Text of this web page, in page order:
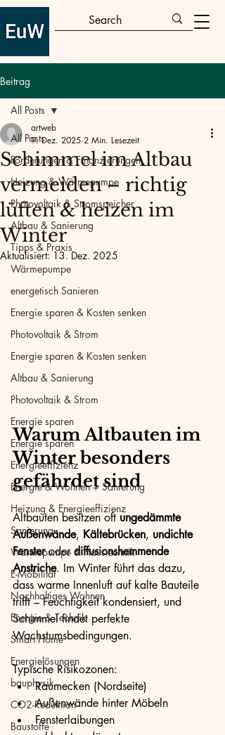
Beitrag
All Posts
Förderungen & Finanzierungen
Heizung & Wärmepumpe
Photovoltaik & Stromspeicher
Altbau & Sanierung
Tipps & Praxis
Wärmepumpe
energetisch Sanieren
Energie sparen & Kosten senken
Photovoltaik & Strom
Energie sparen & Kosten senken
Altbau & Sanierung
Photovoltaik & Strom
Energie sparen
Energie sparen
Energieeffizienz
Energie & Wohnen + Sanierung
Heizung & Energieeffizienz
Sanierung
Wärmepumpe & Haustechnik
E-Mobilität
Nachhaltiges Wohnen
Energie & Technik
Smart Home
Energielösungen
bauphysik
CO2-Reduktion
Baustoffe
All Posts
Schimmel im Altbau
vermeiden – richtig
lüften & heizen im
Winter
artweb
9. Dez. 2025 2 Min. Lesezeit
Aktualisiert:13. Dez. 2025
Warum Altbauten im
Winter besonders
gefährdet sind
Altbauten besitzen oft ungedämmte
Außenwände, Kältebrücken, undichte
Fenster oder diffusionshemmende
Anstriche. Im Winter führt das dazu,
dass warme Innenluft auf kalte Bauteile
trifft – Feuchtigkeit kondensiert, und
Schimmel findet perfekte
Wachstumsbedingungen.
Typische Risikozonen:
Raumecken (Nordseite)
Außenwände hinter Möbeln
Fensterlaibungen